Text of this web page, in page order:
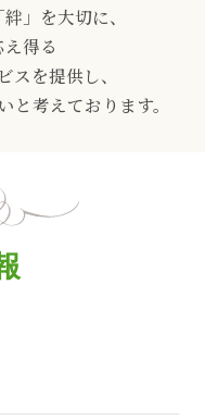
」を大切に、
得る
を提供し、
考えております。